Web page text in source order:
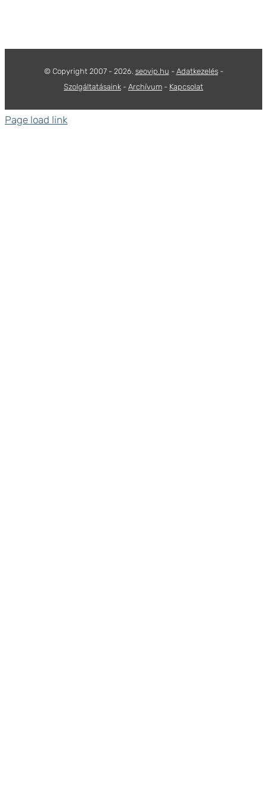
© Copyright 2007 - 2026. seovip.hu - Adatkezelés-
Szolgáltatásaink - Archívum - Kapcsolat
Page load link